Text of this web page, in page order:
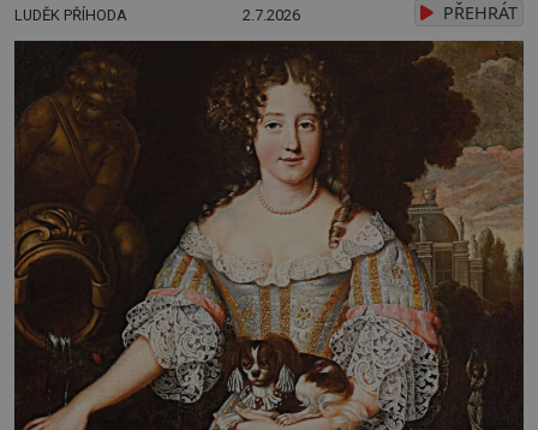
LUDĚK PŘÍHODA 2.7.2026 PŘEHRÁT